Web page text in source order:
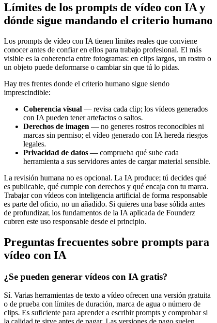
Límites de los prompts de vídeo con IA y
dónde sigue mandando el criterio humano
Los prompts de vídeo con IA tienen límites reales que conviene
conocer antes de confiar en ellos para trabajo profesional. El más
visible es la coherencia entre fotogramas: en clips largos, un rostro o
un objeto puede deformarse o cambiar sin que tú lo pidas.
Hay tres frentes donde el criterio humano sigue siendo
imprescindible:
Coherencia visual — revisa cada clip; los vídeos generados
con IA pueden tener artefactos o saltos.
Derechos de imagen — no generes rostros reconocibles ni
marcas sin permiso; el vídeo generado con IA hereda riesgos
legales.
Privacidad de datos — comprueba qué sube cada
herramienta a sus servidores antes de cargar material sensible.
La revisión humana no es opcional. La IA produce; tú decides qué
es publicable, qué cumple con derechos y qué encaja con tu marca.
Trabajar con vídeos con inteligencia artificial de forma responsable
es parte del oficio, no un añadido. Si quieres una base sólida antes
de profundizar, los fundamentos de la IA aplicada de Founderz
cubren este uso responsable desde el principio.
Preguntas frecuentes sobre prompts para
vídeo con IA
¿Se pueden generar vídeos con IA gratis?
Sí. Varias herramientas de texto a vídeo ofrecen una versión gratuita
o de prueba con límites de duración, marca de agua o número de
clips. Es suficiente para aprender a escribir prompts y comprobar si